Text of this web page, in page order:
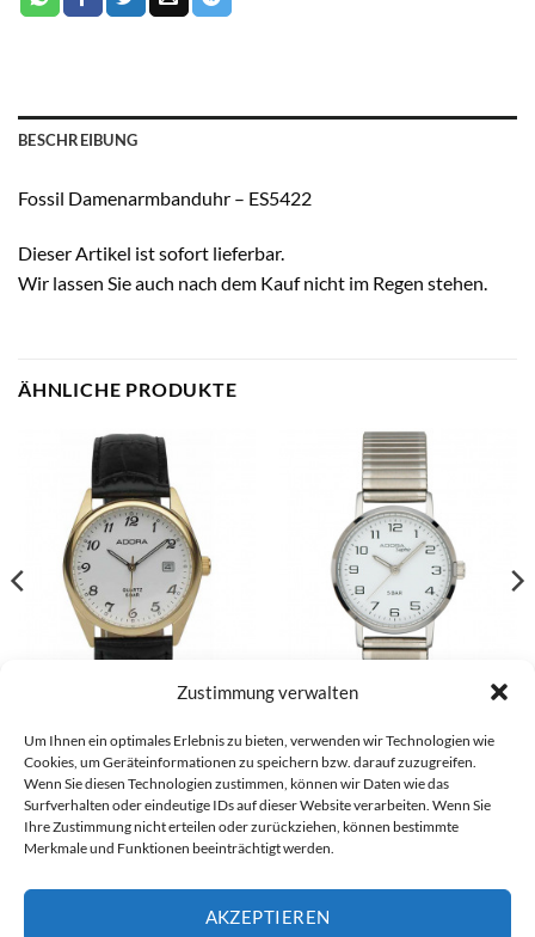
Zustimmung verwalten
Um Ihnen ein optimales Erlebnis zu bieten, verwenden wir Technologien wie
Cookies, um Geräteinformationen zu speichern bzw. darauf zuzugreifen.
Wenn Sie diesen Technologien zustimmen, können wir Daten wie das
Surfverhalten oder eindeutige IDs auf dieser Website verarbeiten. Wenn Sie
Ihre Zustimmung nicht erteilen oder zurückziehen, können bestimmte
Merkmale und Funktionen beeinträchtigt werden.
AKZEPTIEREN
BESCHREIBUNG
Fossil Damenarmbanduhr – ES5422
Dieser Artikel ist sofort lieferbar.
Wir lassen Sie auch nach dem Kauf nicht im Regen stehen.
ÄHNLICHE PRODUKTE
Sonstiges Herrenarmbanduhr –
1-200847-001
€54,90
Sonstiges Damenarmbanduhr –
1-201542-001
€ 74,90
Alle Preise inkl. der gesetzlichen MwSt.